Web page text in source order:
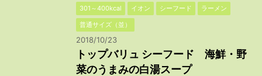
301～400kcal イオン シーフード
ラーメン
普通サイズ（並）
2018/10/23
トップバリュ シーフード 海鮮・野
菜のうまみの白湯スープ